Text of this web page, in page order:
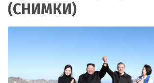
(СНИМКИ)